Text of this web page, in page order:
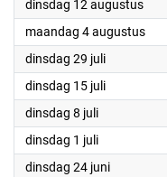
dinsdag 12 augustus2025
maandag 4 augustus2025
dinsdag 29 juli2025
dinsdag 15 juli2025
dinsdag 8 juli2025
dinsdag 1 juli2025
dinsdag 24 juni2025